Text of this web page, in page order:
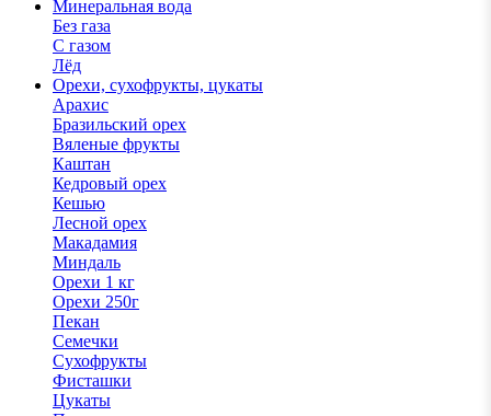
Минеральная вода
Без газа
С газом
Лёд
Орехи, сухофрукты, цукаты
Арахис
Бразильский орех
Вяленые фрукты
Каштан
Кедровый орех
Кешью
Лесной орех
Макадамия
Миндаль
Орехи 1 кг
Орехи 250г
Пекан
Семечки
Сухофрукты
Фисташки
Цукаты